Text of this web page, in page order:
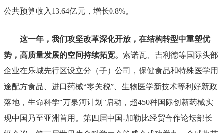
公共预算收入 13.64亿元，增长0.8%。
这一年，我们攻坚改革深化开放，在结构转型中重塑优
势，高质量发展的空间持续拓宽。 索诺瓦、吉利德等国际头部
企业在乐城先行区设立分（子）公司，保健食品和特殊医学用
途配方食品、进口药械“零关税” 、生物医学新技术等利好新政
落地，生命科学“万泉河计划 ”启动，超450种国际创新药械实
现中国乃至亚洲首用。第四届中国-加勒比经贸合作论坛部长